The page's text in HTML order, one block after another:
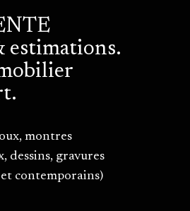
estimations.
montres
dessins, gravures
contemporains)